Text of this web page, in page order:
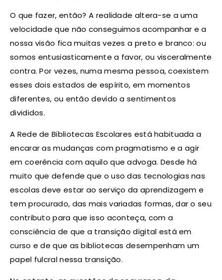
O que fazer, então? A realidade altera-se a uma
velocidade que não conseguimos acompanhar e a
nossa visão fica muitas vezes a preto e branco: ou
somos entusiasticamente a favor, ou visceralmente
contra. Por vezes, numa mesma pessoa, coexistem
esses dois estados de espírito, em momentos
diferentes, ou então devido a sentimentos
divididos.
A Rede de Bibliotecas Escolares está habituada a
encarar as mudanças com pragmatismo e a agir
em coerência com aquilo que advoga. Desde há
muito que defende que o uso das tecnologias nas
escolas deve estar ao serviço da aprendizagem e
tem procurado, das mais variadas formas, dar o seu
contributo para que isso aconteça, com a
consciência de que a transição digital está em
curso e de que as bibliotecas desempenham um
papel fulcral nessa transição.